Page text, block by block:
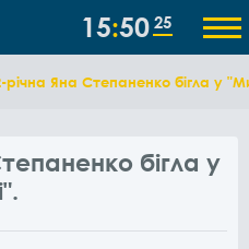
15 50 25
річна Яна Степаненко бігла у
бігла у